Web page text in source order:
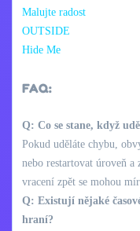
Malujte radost
OUTSIDE
Hide Me
FAQ:
Q: Co se stane, když
Pokud uděláte chybu,
nebo restartovat úroveň
vracení zpět se mohou
Q: Existují nějaké
hraní?